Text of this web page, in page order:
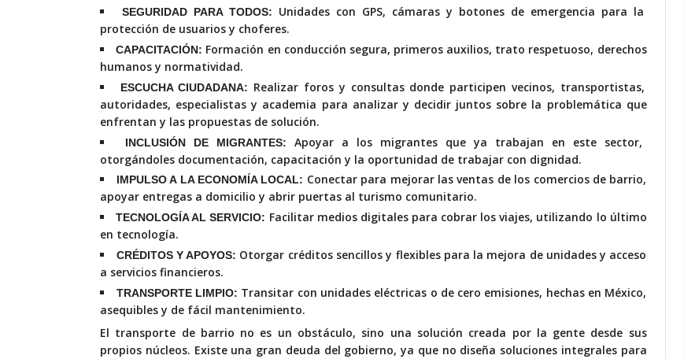
SEGURIDAD PARA TODOS: Unidades con GPS, cámaras y botones de emergencia para la
protección de usuarios y choferes.
CAPACITACIÓN: Formación en conducción segura, primeros auxilios, trato respetuoso, derechos
humanos y normatividad.
ESCUCHA CIUDADANA: Realizar foros y consultas donde participen vecinos, transportistas,
autoridades, especialistas y academia para analizar y decidir juntos sobre la problemática que
enfrentan y las propuestas de solución.
INCLUSIÓN DE MIGRANTES: Apoyar a los migrantes que ya trabajan en este sector,
otorgándoles documentación, capacitación y la oportunidad de trabajar con dignidad.
IMPULSO A LA ECONOMÍA LOCAL: Conectar para mejorar las ventas de los comercios de barrio,
apoyar entregas a domicilio y abrir puertas al turismo comunitario.
TECNOLOGÍA AL SERVICIO: Facilitar medios digitales para cobrar los viajes, utilizando lo último
en tecnología.
CRÉDITOS Y APOYOS: Otorgar créditos sencillos y flexibles para la mejora de unidades y acceso
a servicios financieros.
TRANSPORTE LIMPIO: Transitar con unidades eléctricas o de cero emisiones, hechas en México,
asequibles y de fácil mantenimiento.
El transporte de barrio no es un obstáculo, sino una solución creada por la gente desde sus
propios núcleos. Existe una gran deuda del gobierno, ya que no diseña soluciones integrales para